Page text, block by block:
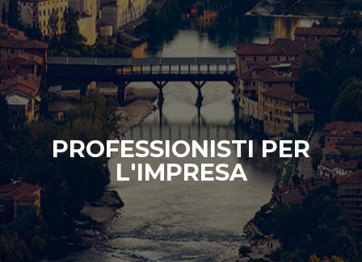
PROFESSIONISTI PER
L'IMPRESA